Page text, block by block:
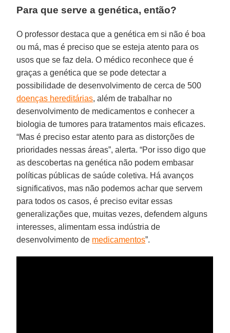
Para que serve a genética, então?
O professor destaca que a genética em si não é boa
ou má, mas é preciso que se esteja atento para os
usos que se faz dela. O médico reconhece que é
graças a genética que se pode detectar a
possibilidade de desenvolvimento de cerca de 500
doenças hereditárias, além de trabalhar no
desenvolvimento de medicamentos e conhecer a
biologia de tumores para tratamentos mais eficazes.
“Mas é preciso estar atento para as distorções de
prioridades nessas áreas”, alerta. “Por isso digo que
as descobertas na genética não podem embasar
políticas públicas de saúde coletiva. Há avanços
significativos, mas não podemos achar que servem
para todos os casos, é preciso evitar essas
generalizações que, muitas vezes, defendem alguns
interesses, alimentam essa indústria de
desenvolvimento de medicamentos”.